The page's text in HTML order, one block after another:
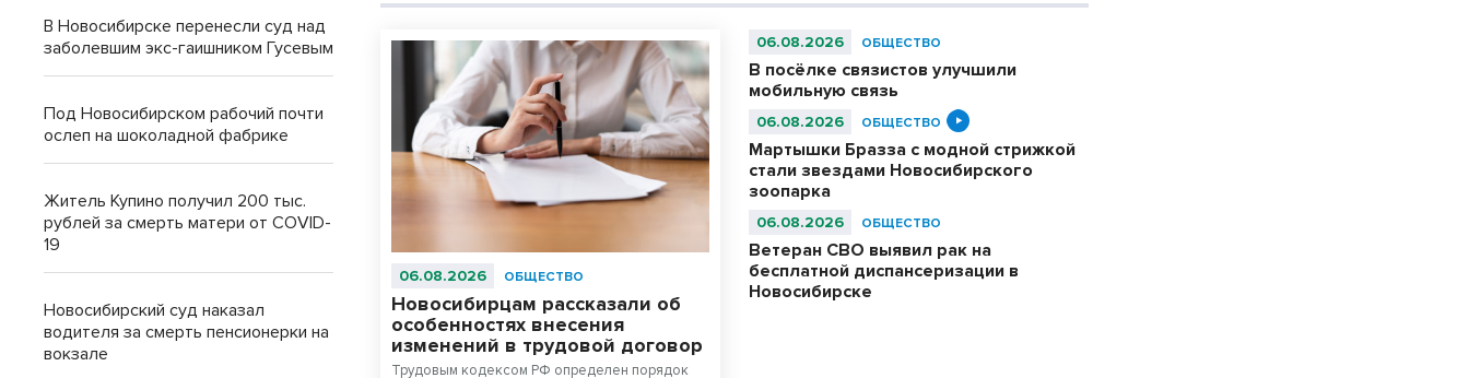
06.08.2026 ОБЩЕСТВО
Новосибирцам рассказали об
особенностях внесения
изменений в трудовой договор
Трудовым кодексом РФ определен порядок
06.08.2026 ОБЩЕСТВО
В посёлке связистов улучшили
мобильную связь
06.08.2026 ОБЩЕСТВО
Мартышки Бразза с модной стрижкой
стали звездами Новосибирского
зоопарка
06.08.2026 ОБЩЕСТВО
Ветеран СВО выявил рак на
бесплатной диспансеризации в
Новосибирске
В Новосибирске перенесли суд над
заболевшим экс-гаишником Гусевым
Под Новосибирском рабочий почти
ослеп на шоколадной фабрике
Житель Купино получил 200 тыс.
рублей за смерть матери от COVID-
19
Новосибирский суд наказал
водителя за смерть пенсионерки на
вокзале